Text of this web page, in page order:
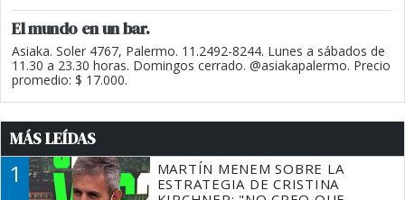
El mundo en un bar.
Asiaka. Soler 4767, Palermo. 11.2492-8244. Lunes a sábados de
11.30 a 23.30 horas. Domingos cerrado. @asiakapalermo. Precio
promedio: $ 17.000.
MÁS LEÍDAS
1
MARTÍN MENEM SOBRE LA
ESTRATEGIA DE CRISTINA